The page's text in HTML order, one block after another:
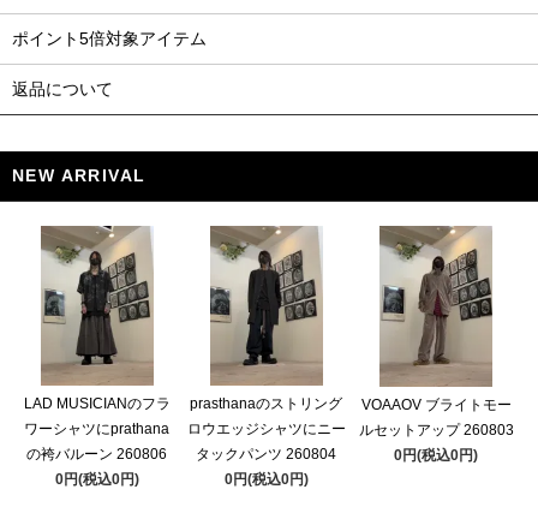
ポイント5倍対象アイテム
返品について
NEW ARRIVAL
LAD MUSICIANのフラ
ワーシャツにprathana
の袴バルーン 260806
0円(税込0円)
prasthanaのストリング
ロウエッジシャツにニー
タックパンツ 260804
0円(税込0円)
VOAAOV ブライトモー
ルセットアップ 260803
0円(税込0円)